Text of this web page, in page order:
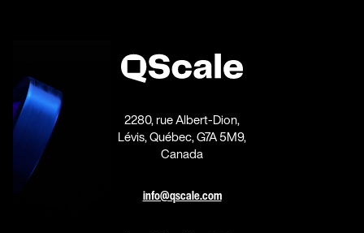
2280, rue Albert-Dion,
Lévis, Québec, G7A 5M9,
Canada
info@qscale.com